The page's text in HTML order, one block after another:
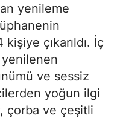
yenileme
çıkarıldı. İç
ve sessiz
yoğun ilgi
çorba ve çeşitli